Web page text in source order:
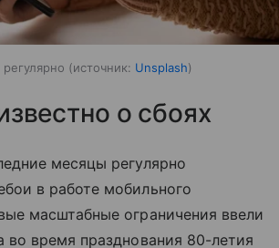
источник: Unsplash
о сбоях
месяцы регулярно
в работе мобильного
масштабные ограничения ввели
во время празднования 80-летия